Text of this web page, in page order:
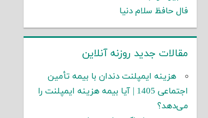
فال حافظ سلام دنیا
مقالات جدید روزنه آنلاین
هزینه ایمپلنت دندان با بیمه تأمین
اجتماعی 1405 | آیا بیمه هزینه ایمپلنت را
می‌دهد؟